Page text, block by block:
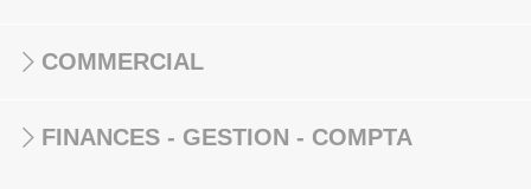
COMMERCIAL
FINANCES - GESTION - COMPTA